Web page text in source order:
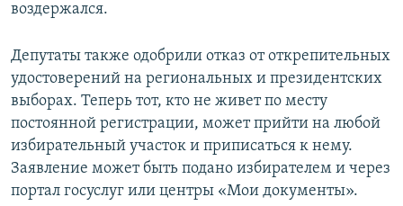
воздержался.
Депутаты также одобрили отказ от открепительных
удостоверений на региональных и президентских
выборах. Теперь тот, кто не живет по месту
постоянной регистрации, может прийти на любой
избирательный участок и приписаться к нему.
Заявление может быть подано избирателем и через
портал госуслуг или центры «Мои документы».